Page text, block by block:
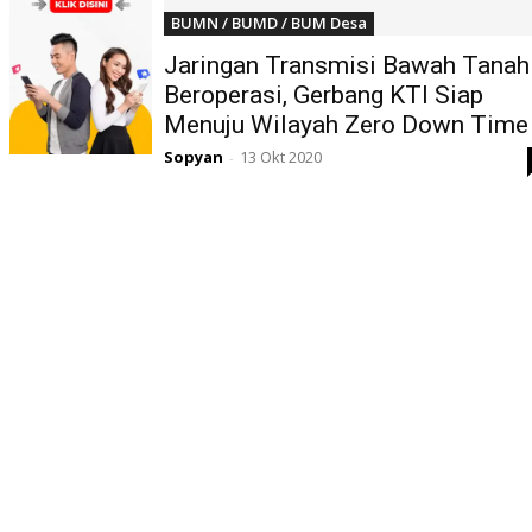
BUMN / BUMD / BUM Desa
Jaringan Transmisi Bawah Tanah
Beroperasi, Gerbang KTI Siap
Menuju Wilayah Zero Down Time
Sopyan - 13 Okt 2020